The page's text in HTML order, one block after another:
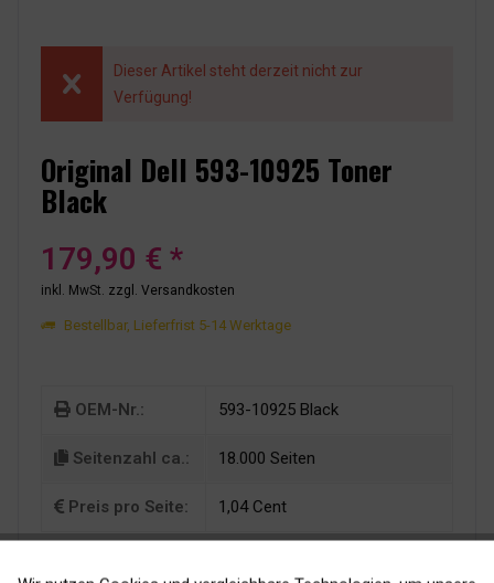
Dieser Artikel steht derzeit nicht zur
Verfügung!
Original Dell 593-10925 Toner
Black
179,90 € *
inkl. MwSt. zzgl. Versandkosten
Bestellbar, Lieferfrist 5-14 Werktage
OEM-Nr.: 593-10925 Black
Seitenzahl ca.: 18.000 Seiten
Preis pro Seite: 1,04 Cent